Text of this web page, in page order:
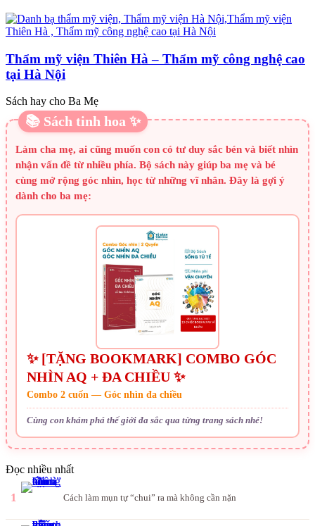
Thẩm mỹ viện Thiên Hà – Thẩm mỹ công nghệ cao
tại Hà Nội
Sách hay cho Ba Mẹ
📚 Sách tinh hoa ✨
Làm cha mẹ, ai cũng muốn con có tư duy sắc bén và biết nhìn
nhận vấn đề từ nhiều phía. Bộ sách này giúp ba mẹ và bé
cùng mở rộng góc nhìn, học từ những vĩ nhân. Đây là gợi ý
dành cho ba mẹ:
✨ [TẶNG BOOKMARK] COMBO GÓC
NHÌN AQ + ĐA CHIỀU ✨
Combo 2 cuốn — Góc nhìn đa chiều
Cùng con khám phá thế giới đa sắc qua từng trang sách nhé!
Đọc nhiều nhất
1 Cách làm mụn tự “chui” ra mà không cần nặn